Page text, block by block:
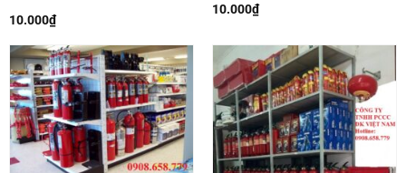
10.000₫
10.000₫